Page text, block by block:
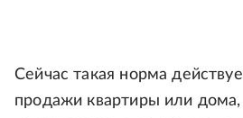
Сейчас такая норма
продажи квартиры или дома,